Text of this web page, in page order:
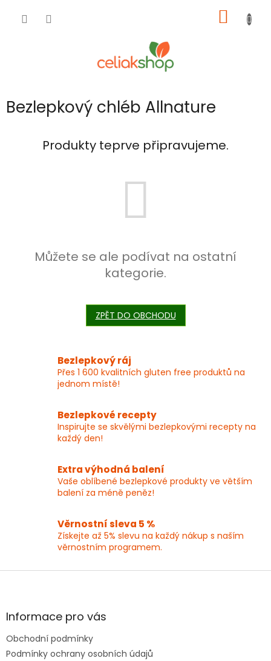
KOŠÍK
Bezlepkový chléb Allnature
Produkty teprve připravujeme.
Můžete se ale podívat na ostatní
kategorie.
ZPĚT DO OBCHODU
Bezlepkový ráj
Přes 1 600 kvalitních gluten free produktů na
jednom místě!
Bezlepkové recepty
Inspirujte se skvělými bezlepkovými recepty na
každý den!
Extra výhodná balení
Vaše oblíbené bezlepkové produkty ve větším
balení za méně peněz!
Věrnostní sleva 5 %
Získejte až 5% slevu na každý nákup s naším
věrnostním programem.
Z
aInformace pro vás
Obchodní podmínky
Podmínky ochrany osobních údajů